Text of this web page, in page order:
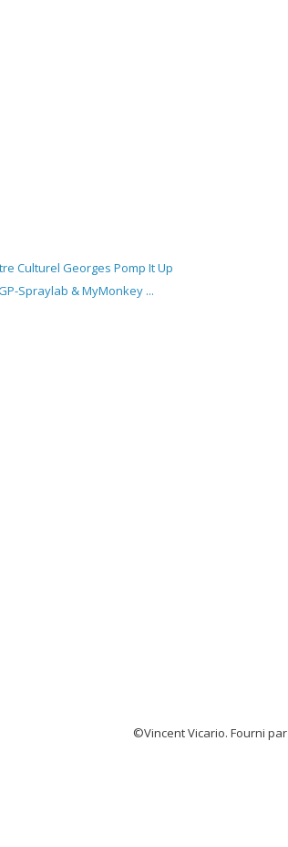
Culturel Georges Pomp It Up
Spraylab & MyMonkey ...
©Vincent Vicario. Fourni par